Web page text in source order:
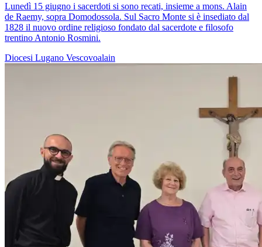
Lunedì 15 giugno i sacerdoti si sono recati, insieme a mons. Alain
de Raemy, sopra Domodossola. Sul Sacro Monte si è insediato dal
1828 il nuovo ordine religioso fondato dal sacerdote e filosofo
trentino Antonio Rosmini.
Diocesi Lugano Vescovoalain